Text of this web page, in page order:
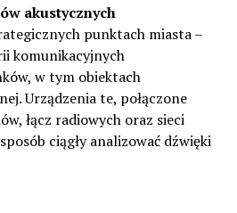
akustycznych
punktach miasta –
komunikacyjnych
w tym obiektach
Urządzenia te, połączone
łącz radiowych oraz sieci
ciągły analizować dźwięki